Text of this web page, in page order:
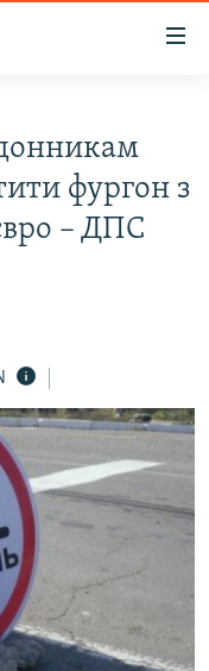
фургон з
– ДПС